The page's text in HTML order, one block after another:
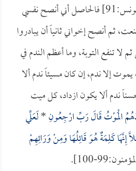
[يونس:91] فالحاصل أني أنصح نفسي
ثم أنصح إخواني ثانياً أن يبادروا
لا تنفع التوبة، وما أعظم الندم في
إلا ندم، إن كان مسيئاً ندم ألا
ندم ألا يكون ازداد، كل ميت
الْمَوْتُ قَالَ رَبِّ ارْجِعُونِ*لَعَلِّي
كَلِمَةٌ هُوَ قَائِلُهَا وَمِنْ وَرَائِهِمْ
100].